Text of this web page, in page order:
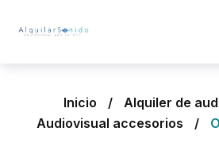
Inicio
Alquiler de
Audiovisual accesorios